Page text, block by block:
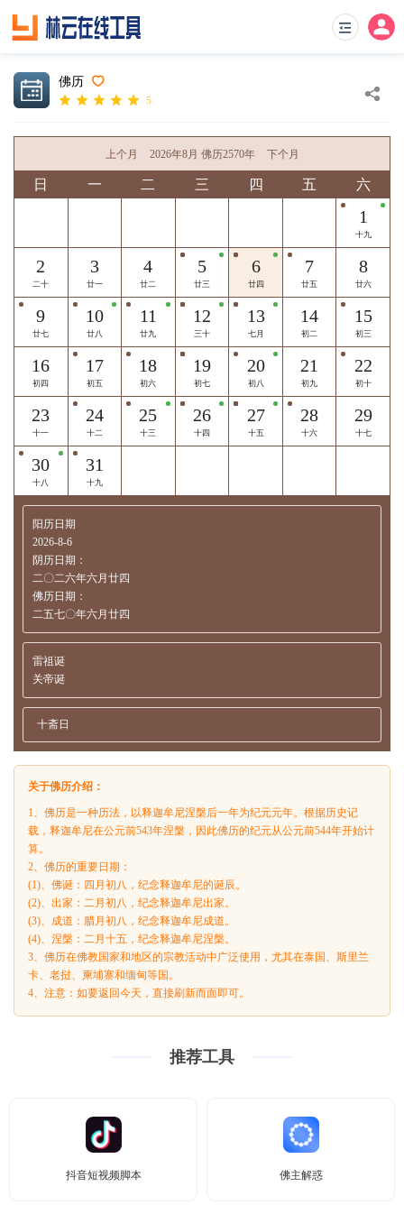
佛历
5
上个月 2026年8月 佛历2570年 下个月
日 一 二 三 四 五 六
1
十九
2
二十
3
廿一
4
廿二
5
廿三
6
廿四
7
廿五
8
廿六
9
廿七
10
廿八
11
廿九
12
三十
13
七月
14
初二
15
初三
16
初四
17
初五
18
初六
19
初七
20
初八
21
初九
22
初十
23
十一
24
十二
25
十三
26
十四
27
十五
28
十六
29
十七
30
十八
31
十九
阳历日期
2026-8-6
阴历日期：
二〇二六年六月廿四
佛历日期：
二五七〇年六月廿四
雷祖诞
关帝诞
十斋日
关于佛历介绍：
1、佛历是一种历法，以释迦牟尼涅槃后一年为纪元元年。根据历史记
载，释迦牟尼在公元前543年涅槃，因此佛历的纪元从公元前544年开始计
算。
2、佛历的重要日期：
(1)、佛诞：四月初八，纪念释迦牟尼的诞辰。
(2)、出家：二月初八，纪念释迦牟尼出家。
(3)、成道：腊月初八，纪念释迦牟尼成道。
(4)、涅槃：二月十五，纪念释迦牟尼涅槃。
3、佛历在佛教国家和地区的宗教活动中广泛使用，尤其在泰国、斯里兰
卡、老挝、柬埔寨和缅甸等国。
4、注意：如要返回今天，直接刷新而面即可。
推荐工具
抖音短视频脚本 佛主解惑